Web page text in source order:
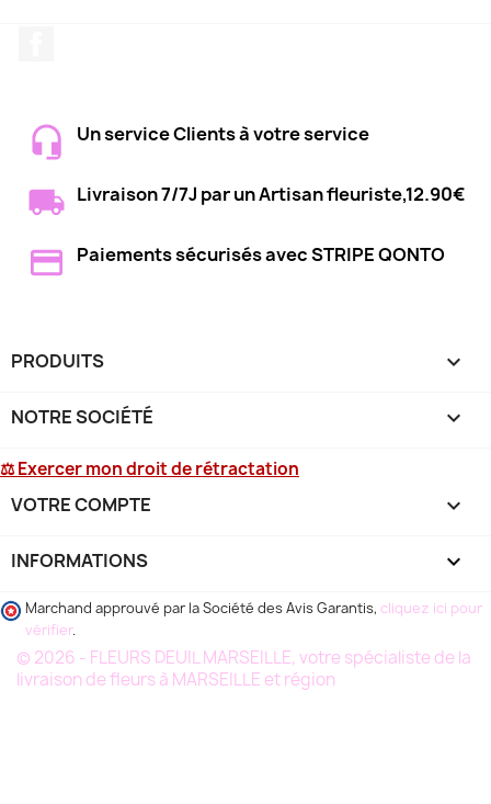
Un service Clients à votre service
Livraison 7/7J par un Artisan fleuriste,12.90€
Paiements sécurisés avec STRIPE QONTO
PRODUITS 
NOTRE SOCIÉTÉ 
⚖ Exercer mon droit de rétractation
VOTRE COMPTE 
INFORMATIONS keyboard_arrow_down
Marchand approuvé par la Société des Avis Garantis, cliquez ici pour
vérifier.
© 2026 - FLEURS DEUIL MARSEILLE, votre spécialiste de la
livraison de fleurs à MARSEILLE et région